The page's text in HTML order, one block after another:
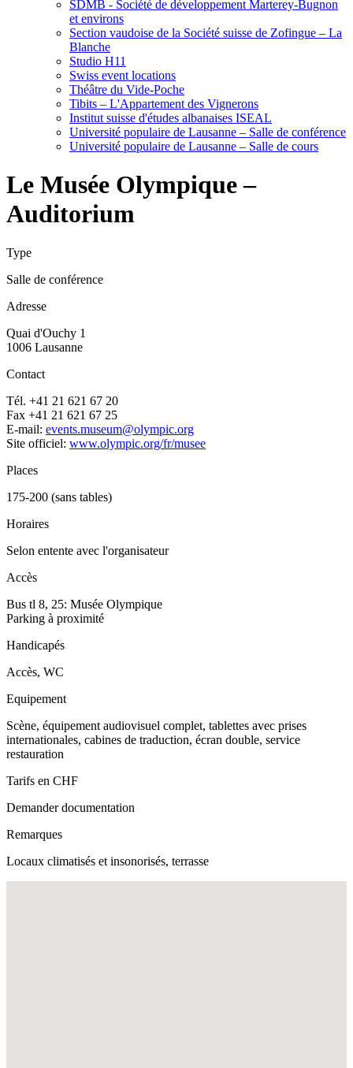
SDMB - Société de développement Marterey-Bugnon
et environs
Section vaudoise de la Société suisse de Zofingue – La
Blanche
Studio H11
Swiss event locations
Théâtre du Vide-Poche
Tibits – L'Appartement des Vignerons
Institut suisse d'études albanaises ISEAL
Université populaire de Lausanne – Salle de conférence
Université populaire de Lausanne – Salle de cours
Le Musée Olympique –
Auditorium
Type
Salle de conférence
Adresse
Quai d'Ouchy 1
1006 Lausanne
Contact
Tél. +41 21 621 67 20
Fax +41 21 621 67 25
E-mail: events.museum@olympic.org
Site officiel: www.olympic.org/fr/musee
Places
175-200 (sans tables)
Horaires
Selon entente avec l'organisateur
Accès
Bus tl 8, 25: Musée Olympique
Parking à proximité
Handicapés
Accès, WC
Equipement
Scène, équipement audiovisuel complet, tablettes avec prises
internationales, cabines de traduction, écran double, service
restauration
Tarifs en CHF
Demander documentation
Remarques
Locaux climatisés et insonorisés, terrasse